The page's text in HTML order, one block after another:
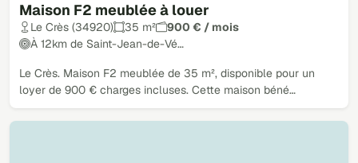
Maison F2 meublée à louer
Le Crès (34920) 35 m²
900 € / mois
À 12km de Saint-Jean-de-Vé…
Le Crès. Maison F2 meublée de 35 m², disponible pour un
loyer de 900 € charges incluses. Cette maison béné…